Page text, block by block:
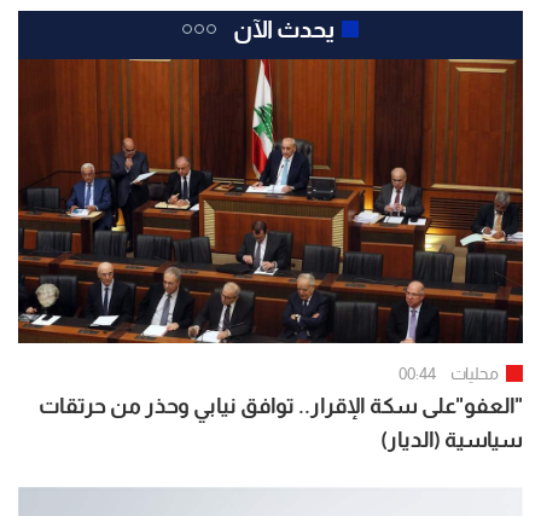
يحدث الآن
محليات 00:44
"العفو"على سكة الإقرار.. توافق نيابي وحذر من حرتقات
سياسية (الديار)